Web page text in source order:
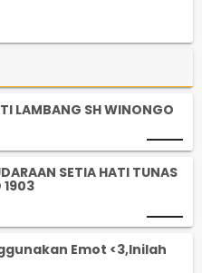
LAMBANG SH WINONGO
SETIA HATI TUNAS
1903
Emot <3,Inilah